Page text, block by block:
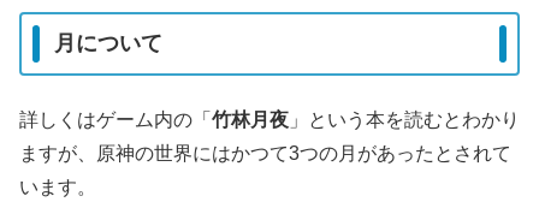
月について
詳しくはゲーム内の「 竹林月夜 」という本を読むとわかり
ますが、原神の世界にはかつて3つの月があったとされて
います。